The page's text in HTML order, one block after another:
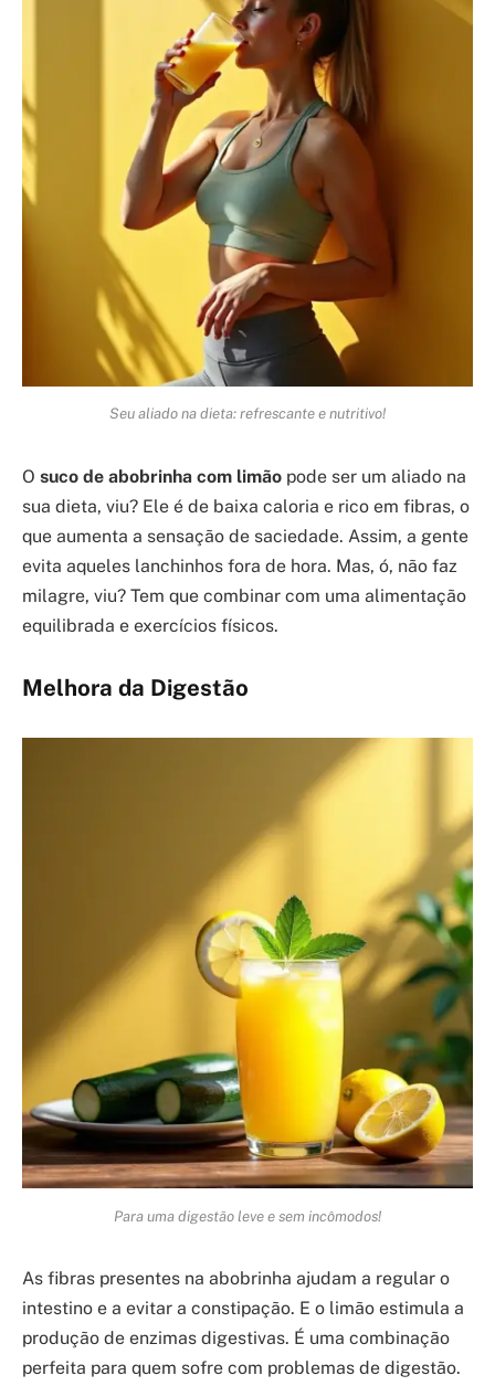
Seu aliado na dieta: refrescante e nutritivo!
O suco de abobrinha com limão pode ser um aliado na
sua dieta, viu? Ele é de baixa caloria e rico em fibras, o
que aumenta a sensação de saciedade. Assim, a gente
evita aqueles lanchinhos fora de hora. Mas, ó, não faz
milagre, viu? Tem que combinar com uma alimentação
equilibrada e exercícios físicos.
Melhora da Digestão
Para uma digestão leve e sem incômodos!
As fibras presentes na abobrinha ajudam a regular o
intestino e a evitar a constipação. E o limão estimula a
produção de enzimas digestivas. É uma combinação
perfeita para quem sofre com problemas de digestão.